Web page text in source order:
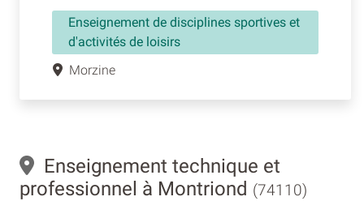
Enseignement de disciplines sportives et
d'activités de loisirs
Morzine
Enseignement technique et
professionnel à Montriond (74110)